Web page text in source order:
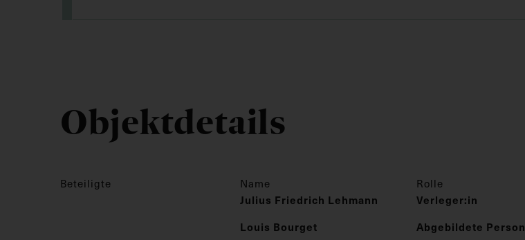
Objektdetails
Beteiligte Name Rolle
Julius Friedrich Lehmann
Verleger:in
Louis Bourget
Abgebildete Person